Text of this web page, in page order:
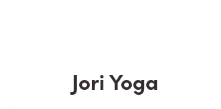
Jori Yoga